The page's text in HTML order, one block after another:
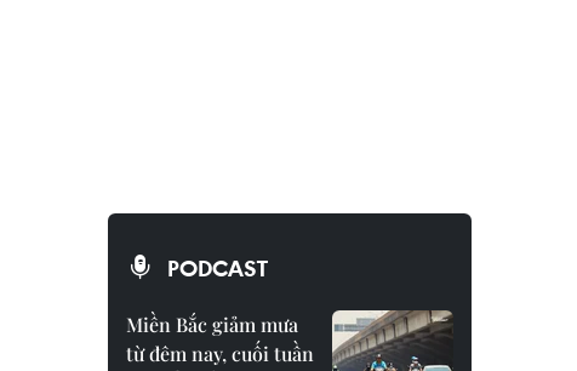
PODCAST
Miền Bắc giảm mưa
từ đêm nay, cuối tuần